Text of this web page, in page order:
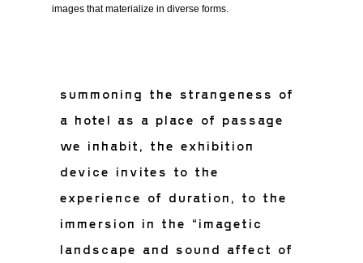
images that materialize in diverse forms.
summoning the strangeness of
a hotel as a place of passage
we inhabit, the exhibition
device invites to the
experience of duration, to the
immersion in the “imagetic
landscape and sound affect of